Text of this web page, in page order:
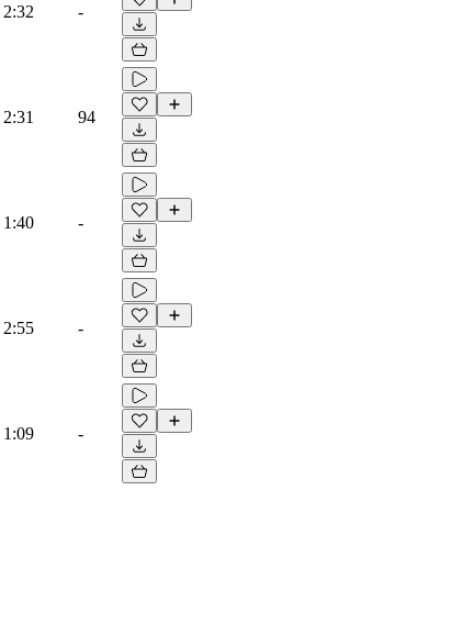
2:32 -
2:31 94
1:40 -
2:55 -
1:09 -